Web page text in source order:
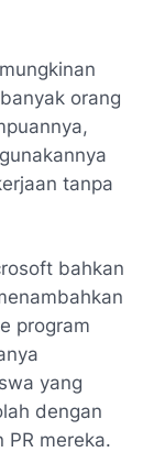
orang
tanpa
bahkan
program
yang
dengan
PR mereka.